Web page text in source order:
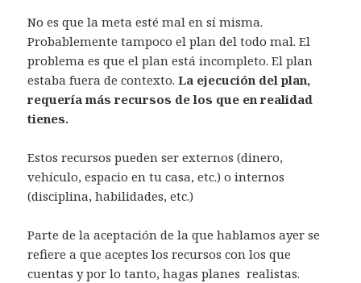
No es que la meta esté mal en sí misma.
Probablemente tampoco el plan del todo mal. El
problema es que el plan está incompleto. El plan
estaba fuera de contexto.La ejecución del plan,
requería más recursos de los que en realidad
tienes.
Estos recursos pueden ser externos (dinero,
vehículo, espacio en tu casa, etc.) o internos
(disciplina, habilidades, etc.)
Parte de la aceptación de la que hablamos ayer se
refiere a que aceptes los recursos con los que
cuentas y por lo tanto, hagas planes realistas.